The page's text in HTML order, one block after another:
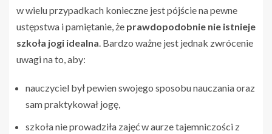
w wielu przypadkach konieczne jest pójście na pewne
ustępstwa i pamiętanie, że prawdopodobnie nie istnieje
szkoła jogi idealna . Bardzo ważne jest jednak zwrócenie
uwagi na to, aby:
nauczyciel był pewien swojego sposobu nauczania oraz
sam praktykował jogę,
szkoła nie prowadziła zajęć w aurze tajemniczości z